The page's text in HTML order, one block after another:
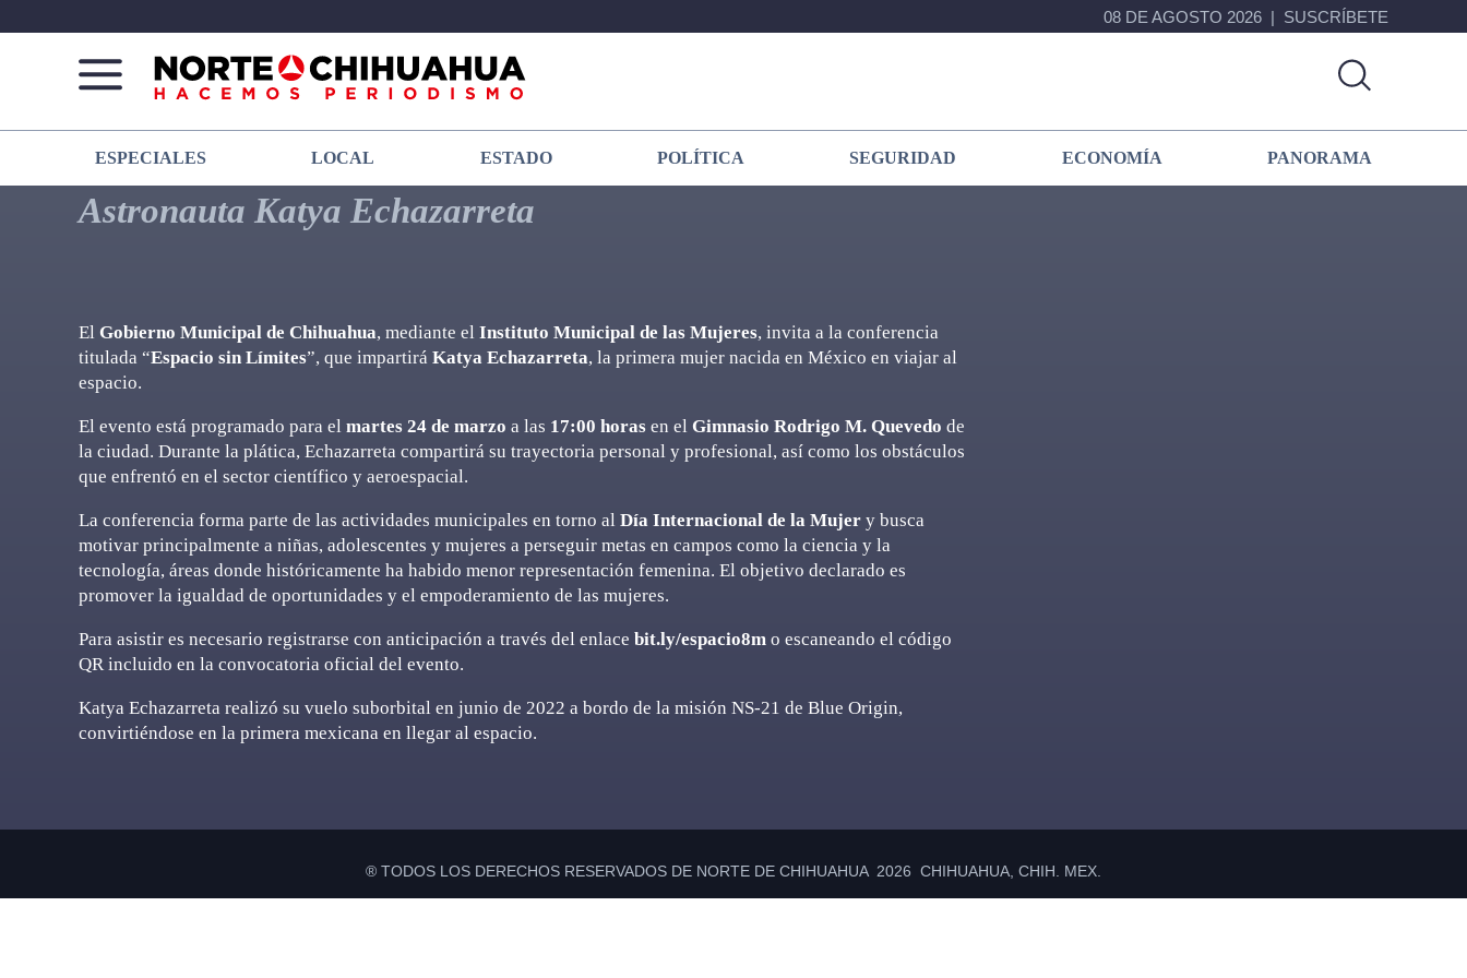
08 DE AGOSTO 2026 SUSCRÍBETE
Norte
De
Chihuahua
Más
que
noticias,
hacemos periodismo
ESPECIALES LOCAL ESTADO POLÍTICA SEGURIDAD ECONOMÍA PANORAMA
Astronauta Katya Echazarreta
El Gobierno Municipal de Chihuahua, mediante el Instituto Municipal de las Mujeres, invita a la conferencia
titulada “Espacio sin Límites”, que impartirá Katya Echazarreta, la primera mujer nacida en México en viajar al
espacio.
El evento está programado para el martes 24 de marzo a las 17:00 horas en el Gimnasio Rodrigo M. Quevedo de
la ciudad. Durante la plática, Echazarreta compartirá su trayectoria personal y profesional, así como los obstáculos
que enfrentó en el sector científico y aeroespacial.
La conferencia forma parte de las actividades municipales en torno al Día Internacional de la Mujer y busca
motivar principalmente a niñas, adolescentes y mujeres a perseguir metas en campos como la ciencia y la
tecnología, áreas donde históricamente ha habido menor representación femenina. El objetivo declarado es
promover la igualdad de oportunidades y el empoderamiento de las mujeres.
Para asistir es necesario registrarse con anticipación a través del enlace bit.ly/espacio8m o escaneando el código
QR incluido en la convocatoria oficial del evento.
Katya Echazarreta realizó su vuelo suborbital en junio de 2022 a bordo de la misión NS-21 de Blue Origin,
convirtiéndose en la primera mexicana en llegar al espacio.
® TODOS LOS DERECHOS RESERVADOS DE NORTE DE CHIHUAHUA 2026 CHIHUAHUA, CHIH. MEX.